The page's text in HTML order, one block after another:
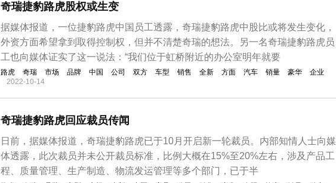
奇瑞捷豹路虎股权或生变
据媒体报道，一位捷豹路虎中国员工透露，奇瑞捷豹路虎中股比或将发生变化，
外资方面希望拿到取得控制权，但并不清楚奇瑞的想法。另一名奇瑞捷豹路虎员
工也向媒体证实了这一说法：“我们位于虹桥附近的办公室明年就要
路虎 奇瑞 市场 品牌 中国 公司 双方 车型 销售 全新 方面 汽车 销量 豪华
企业
2022-10-14
奇瑞捷豹路虎回应裁员传闻
日前，据媒体报道，奇瑞捷豹路虎已于10月开启新一轮裁员。内部知情人士向媒
体透露，此次裁员并未公开裁员标准，比例大概在15%至20%左右，涉及产品工
程、质量管理、生产制造、物流发运管理等多个部门，已于半